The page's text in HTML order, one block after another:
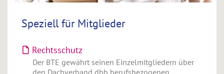
Speziell für Mitglieder
Rechtsschutz
Der BTE gewährt seinen Einzelmitgliedern über